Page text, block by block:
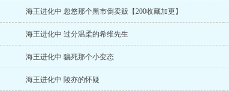
海王进化中 忽悠那个黑市倒卖贩【200收藏加更】
海王进化中 过分温柔的希维先生
海王进化中 骗死那个小变态
海王进化中 陵亦的怀疑